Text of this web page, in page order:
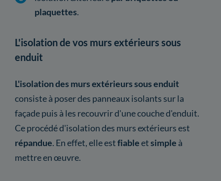
plaquettes.
L'isolation de vos murs extérieurs sous
enduit
L'isolation des murs extérieurs sous enduit
consiste à poser des panneaux isolants sur la
façade puis à les recouvrir d'une couche d'enduit.
Ce procédé d'isolation des murs extérieurs est
répandue. En effet, elle estfiableetsimple à
mettre en œuvre.